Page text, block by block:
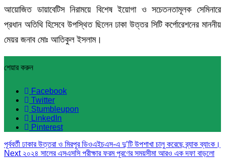
আয়োজিত ডায়াবেটিস নিরাময়ে বিশেষ ইয়োগা ও সচেতনতামূলক সেমিনারে
প্রধান অতিথি হিসেবে উপস্থিত ছিলেন ঢাকা উত্তর সিটি কর্পোরেশনের মাননীয়
মেয়র জনাব মোঃ আতিকুল ইসলাম।
শেয়ার করুন
Facebook
Twitter
Stumbleupon
LinkedIn
Pinterest
পূর্ববর্তী ঢাকার উত্তরা ও মিরপুর ডিওএইচএস-এ দু’টি উপশাখা চালু করেছে ব্র্যাক ব্যাংক।
Next২০২৪ সালের এসএসসি পরীক্ষার ফরম পূরণের সময়সীমা আরও এক দফা বাড়লো